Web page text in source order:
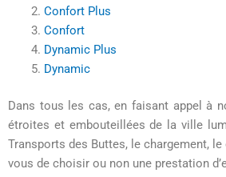
Confort Plus
Confort
Dynamic Plus
Dynamic
Dans tous les cas, en faisant appel à
étroites et embouteillées de la ville
Transports des Buttes, le chargement,
vous de choisir ou non une prestation